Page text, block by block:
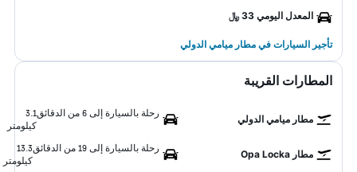
المعدل اليومي 33 ﷼
تأجير السيارات في مطار ميامي الدولي
المطارات القريبة
مطار ميامي الدولي
رحلة بالسيارة إلى 6 من الدقائق
3.1
كيلومتر
مطار Opa Locka
رحلة بالسيارة إلى 19 من الدقائق
13.3
كيلومتر